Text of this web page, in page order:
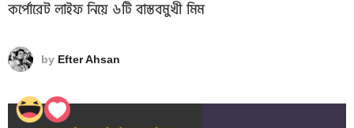
কর্পোরেট লাইফ নিয়ে ৬টি বাস্তবমুখী মিম
by Efter Ahsan